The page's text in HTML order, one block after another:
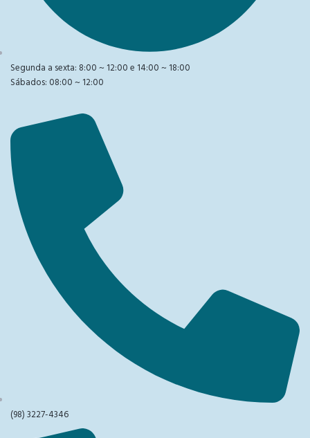
Segunda a sexta: 8:00 ~ 12:00 e 14:00 ~ 18:00
Sábados: 08:00 ~ 12:00
(98) 3227-4346